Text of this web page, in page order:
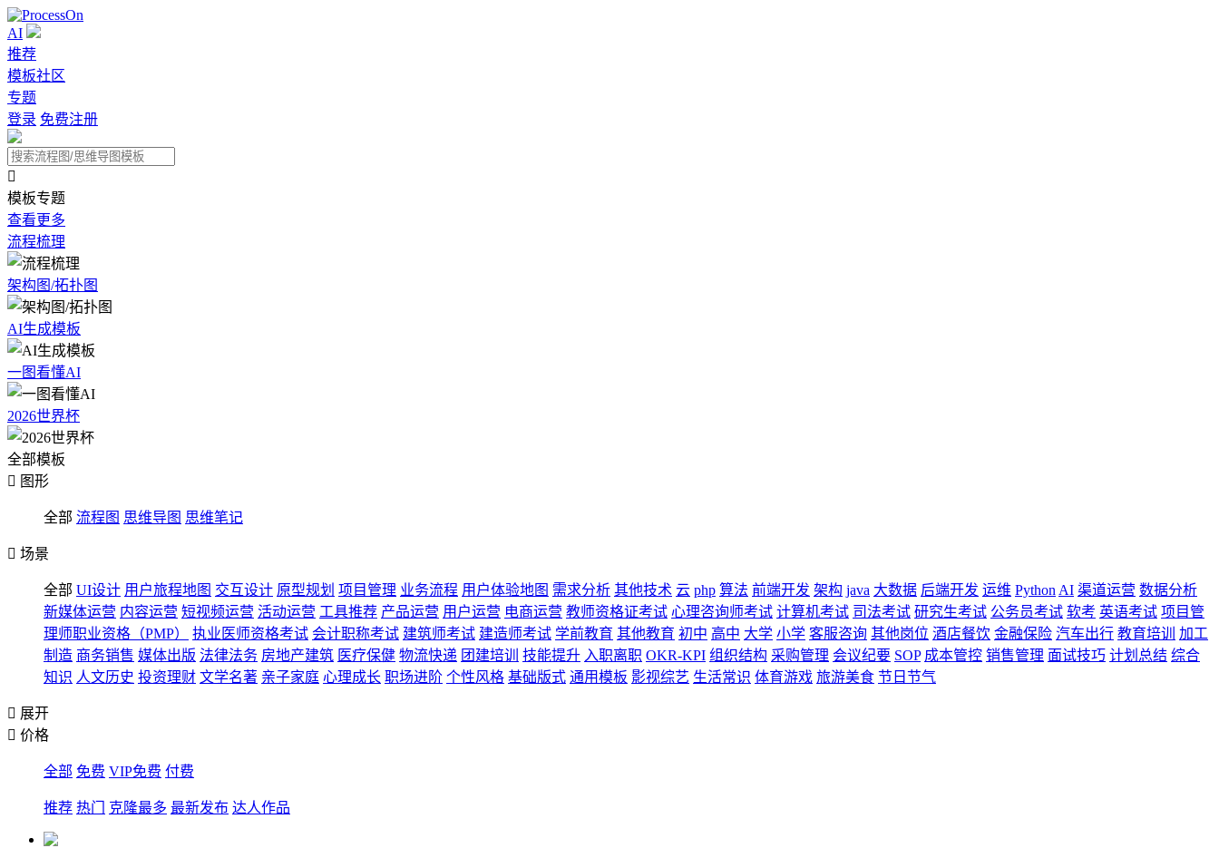
AI
推荐
模板社区
专题
登录 免费注册

模板专题
查看更多
流程梳理
架构图/拓扑图
AI生成模板
一图看懂AI
2026世界杯
全部模板
 图形
全部 流程图 思维导图 思维笔记
 场景
全部 UI设计 用户旅程地图 交互设计 原型规划 项目管理 业务流程 用户体验地图 需求分析 其他技术 云 php 算法 前端开发 架构 java 大数据 后端开发 运维 Python AI 渠道运营 数据分析
新媒体运营 内容运营 短视频运营 活动运营 工具推荐 产品运营 用户运营 电商运营 教师资格证考试 心理咨询师考试 计算机考试 司法考试 研究生考试 公务员考试 软考 英语考试 项目管
理师职业资格（PMP）
执业医师资格考试 会计职称考试 建筑师考试 建造师考试 学前教育 其他教育 初中 高中 大学 小学 客服咨询 其他岗位 酒店餐饮 金融保险 汽车出行 教育培训
加工
制造 商务销售 媒体出版 法律法务 房地产建筑 医疗保健 物流快递 团建培训 技能提升 入职离职 OKR-KPI 组织结构 采购管理 会议纪要 SOP 成本管控 销售管理 面试技巧 计划总结 综合
知识 人文历史 投资理财 文学名著 亲子家庭 心理成长 职场进阶 个性风格 基础版式 通用模板 影视综艺 生活常识 体育游戏 旅游美食 节日节气
 展开
 价格
全部 免费 VIP免费 付费
推荐 热门 克隆最多 最新发布 达人作品